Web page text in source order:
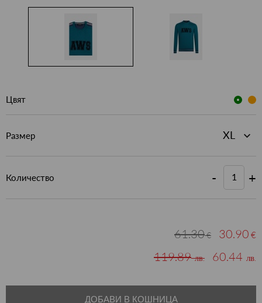
Цвят
Размер
Количество - +
61.30€ 30.90 €
119.89лв. 60.44 лв.
ДОБАВИ В КОШНИЦА